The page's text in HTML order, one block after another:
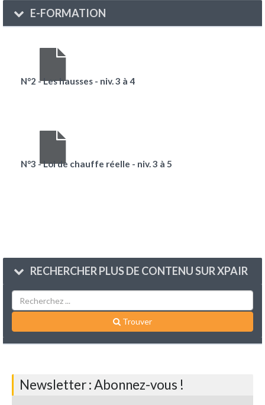
E-FORMATION
N°2 - Les hausses - niv. 3 à 4
N°3 - Loi de chauffe réelle - niv. 3 à 5
RECHERCHER PLUS DE CONTENU SUR XPAIR
Trouver
Newsletter : Abonnez-vous !